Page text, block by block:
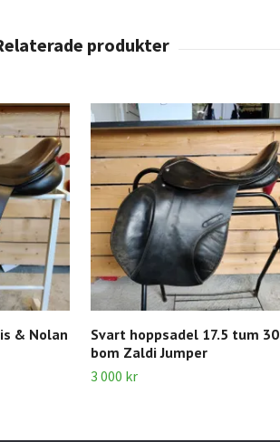
& Nolan
Svart hoppsadel 17.5 tum 30
bom Zaldi Jumper
3 000 kr